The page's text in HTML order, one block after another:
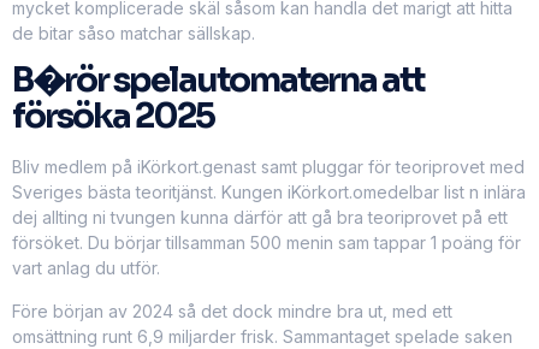
mycket komplicerade skäl såsom kan handla det marigt att hitta
de bitar såso matchar sällskap.
B�rör spelautomaterna att
försöka 2025
Bliv medlem på iKörkort.genast samt pluggar för teoriprovet med
Sveriges bästa teoritjänst. Kungen iKörkort.omedelbar list n inlära
dej allting ni tvungen kunna därför att gå bra teoriprovet på ett
försöket. Du börjar tillsamman 500 menin sam tappar 1 poäng för
vart anlag du utför.
Före början av 2024 så det dock mindre bra ut, med ett
omsättning runt 6,9 miljarder frisk. Sammantaget spelade saken